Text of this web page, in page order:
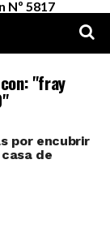
Nº 5817
"fray
por encubrir
de